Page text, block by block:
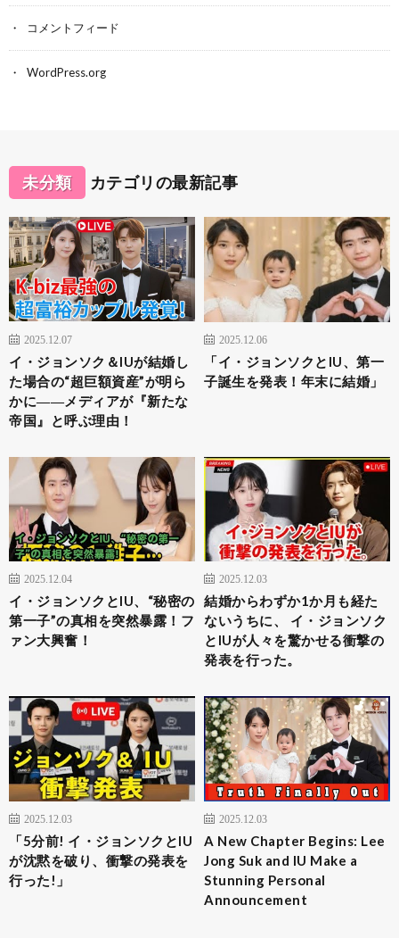
コメントフィード
WordPress.org
未分類 カテゴリの最新記事
2025.12.07
イ・ジョンソク＆IUが結婚し
た場合の“超巨額資産”が明ら
かに――メディアが『新たな
帝国』と呼ぶ理由！
2025.12.06
「イ・ジョンソクとIU、第一
子誕生を発表！年末に結婚」
2025.12.04
イ・ジョンソクとIU、“秘密の
第一子”の真相を突然暴露！フ
ァン大興奮！
2025.12.03
結婚からわずか1か月も経た
ないうちに、 イ・ジョンソク
とIUが人々を驚かせる衝撃の
発表を行った。
2025.12.03
「5分前! イ・ジョンソクとIU
が沈黙を破り、衝撃の発表を
行った!」
2025.12.03
A New Chapter Begins: Lee
Jong Suk and IU Make a
Stunning Personal
Announcement